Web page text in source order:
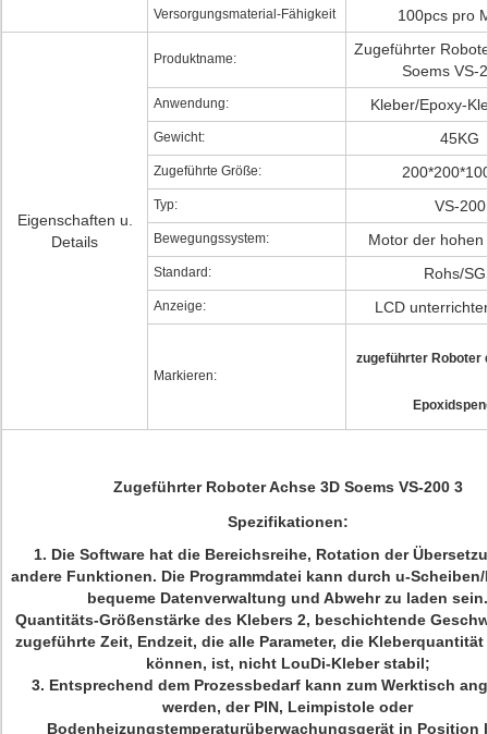
Versorgungsmaterial-Fähigkeit 100pcs pro
Eigenschaften u.
Details
Produktname:
Zugeführter
Soems VS-
Anwendung: Kleber/Epoxy-
Gewicht: 45KG
Zugeführte Größe:
Typ: VS-200
Bewegungssystem: Motor der hohen
Standard: Rohs/
Anzeige: LCD
Markieren:
zugeführter Roboter
Zugeführter Roboter Achse 3D Soems VS-200 3
Spezifikationen:
1. Die Software hat die Bereichsreihe, Rotation der
andere Funktionen. Die Programmdatei kann durch u-
bequeme Datenverwaltung und Abwehr zu laden sein.
Quantitäts-Größenstärke des Klebers 2, beschichtende
zugeführte Zeit, Endzeit, die alle Parameter, die
können, ist, nicht LouDi-Kleber stabil;
3. Entsprechend dem Prozessbedarf kann zum Werktisch
werden, der PIN, Leimpistole oder
Bodenheizungstemperaturüberwachungsgerät in Position